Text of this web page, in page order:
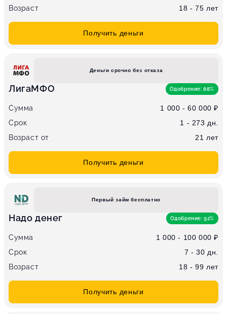
Возраст
18 - 75 лет
Получить деньги
Деньги срочно без отказа
ЛигаМФО Одобрение: 88%
Сумма
1 000 - 60 000 ₽
Срок
1 - 273 дн.
Возраст от
21 лет
Получить деньги
Первый займ бесплатно
Надо денег Одобрение: 92%
Сумма
1 000 - 100 000 ₽
Срок
7 - 30 дн.
Возраст
18 - 99 лет
Получить деньги